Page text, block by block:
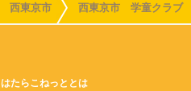
西東京市 西東京市 学童クラ
はたらこねっととは